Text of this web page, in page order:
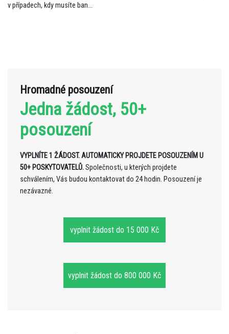
v případech, kdy musíte ban...
Hromadné posouzení
Jedna žádost, 50+
posouzení
VYPLNÍTE 1 ŽÁDOST. AUTOMATICKY PROJDETE POSOUZENÍM U
50+ POSKYTOVATELŮ.Společnosti, u kterých projdete
schválením, Vás budou kontaktovat do 24 hodin. Posouzení je
nezávazné.
vyplnit žádost do 15 000 Kč
vyplnit žádost do 800 000 Kč